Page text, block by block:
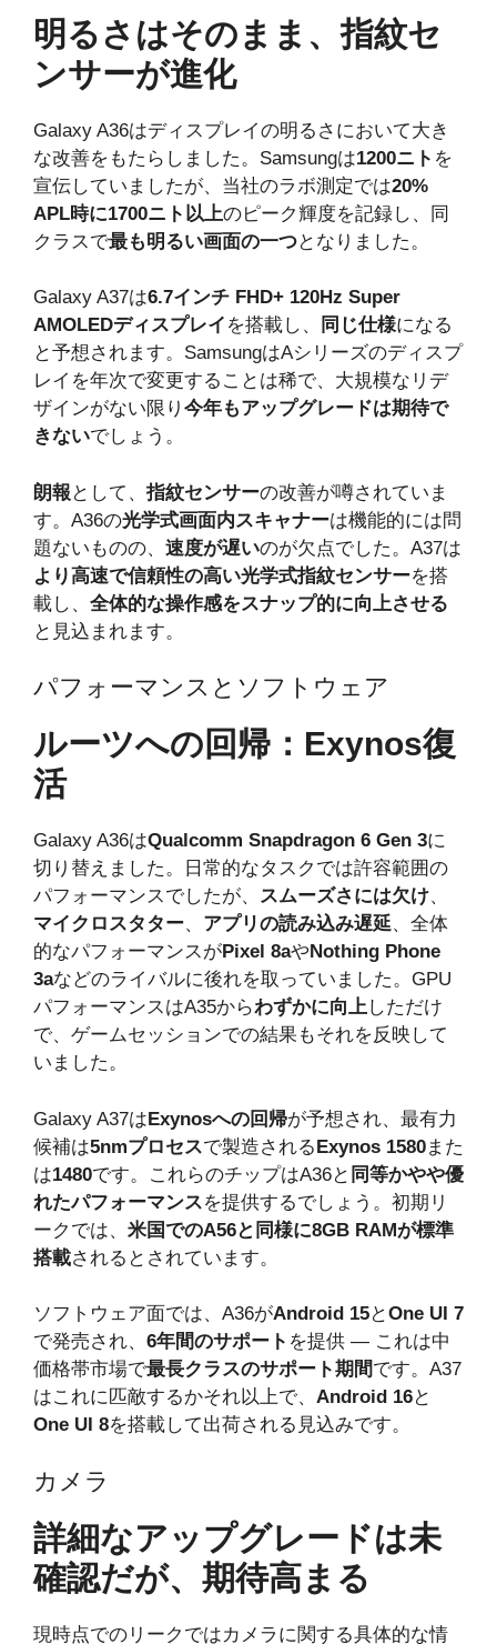
明るさはそのまま、指紋セ
ンサーが進化
Galaxy A36はディスプレイの明るさにおいて大き
な改善をもたらしました。Samsungは1200ニト を
宣伝していましたが、当社のラボ測定では20%
APL時に1700ニト以上のピーク輝度を記録し、同
クラスで最も明るい画面の一つとなりました。
Galaxy A37は6.7インチ FHD+ 120Hz Super
AMOLEDディスプレイ を搭載し、 同じ仕様になる
と予想されます。SamsungはAシリーズのディスプ
レイを年次で変更することは稀で、大規模なリデ
ザインがない限り 今年もアップグレードは期待で
きないでしょう。
朗報 として、 指紋センサーの改善が噂されていま
す。A36の光学式画面内スキャナーは機能的には問
題ないものの、 速度が遅いのが欠点でした。A37は
より高速で信頼性の高い光学式指紋センサーを搭
載し、 全体的な操作感をスナップ的に向上させる
と見込まれます。
パフォーマンスとソフトウェア
ルーツへの回帰：Exynos復
活
Galaxy A36はQualcomm Snapdragon 6 Gen 3に
切り替えました。日常的なタスクでは許容範囲の
パフォーマンスでしたが、 スムーズさには欠け、
マイクロスタター、 アプリの読み込み遅延、全体
的なパフォーマンスがPixel 8aやNothing Phone
3aなどのライバルに後れを取っていました。GPU
パフォーマンスはA35からわずかに向上しただけ
で、ゲームセッションでの結果もそれを反映して
いました。
Galaxy A37はExynosへの回帰が予想され、最有力
候補は5nmプロセスで製造されるExynos 1580また
は1480です。これらのチップはA36と 同等かやや優
れたパフォーマンスを提供するでしょう。初期リ
ークでは、 米国でのA56と同様に8GB RAMが標準
搭載されるとされています。
ソフトウェア面では、A36がAndroid 15とOne UI 7
で発売され、 6年間のサポート を提供 — これは中
価格帯市場で最長クラスのサポート期間です。A37
はこれに匹敵するかそれ以上で、 Android 16と
One UI 8を搭載して出荷される見込みです。
カメラ
詳細なアップグレードは未
確認だが、期待高まる
現時点でのリークではカメラに関する具体的な情